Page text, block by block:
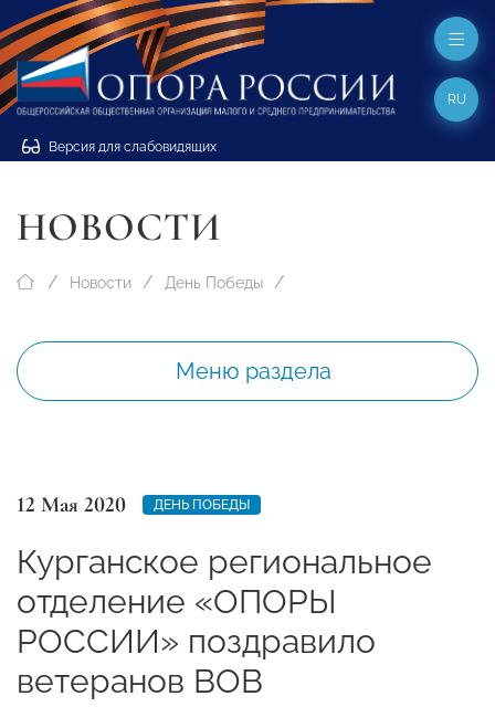
Версия для слабовидящих
RU
НОВОСТИ
Новости День Победы
Меню раздела
12 Мая 2020 ДЕНЬ ПОБЕДЫ
Курганское региональное
отделение «ОПОРЫ
РОССИИ» поздравило
ветеранов ВОВ